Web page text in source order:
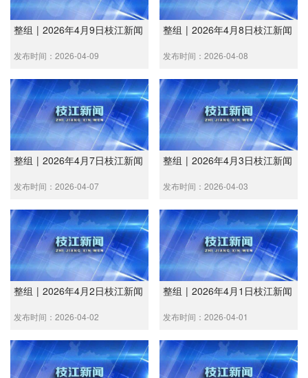
整组 | 2026年4月9日枝江新闻
发布时间：2026-04-09
整组 | 2026年4月8日枝江新闻
发布时间：2026-04-08
整组 | 2026年4月7日枝江新闻
发布时间：2026-04-07
整组 | 2026年4月3日枝江新闻
发布时间：2026-04-03
整组 | 2026年4月2日枝江新闻
发布时间：2026-04-02
整组 | 2026年4月1日枝江新闻
发布时间：2026-04-01